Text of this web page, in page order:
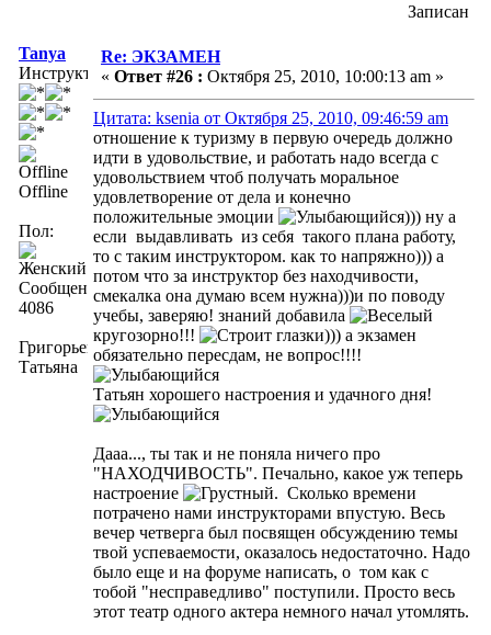
Записан
Tanya
Инструктор
Offline
Пол:
Сообщений:
4086
Григорьева
Татьяна
Re: ЭКЗАМЕН
« Ответ #26 : Октября 25, 2010, 10:00:13 am »
Цитата: ksenia от Октября 25, 2010, 09:46:59 am
отношение к туризму в первую очередь должно
идти в удовольствие, и работать надо всегда с
удовольствием чтоб получать моральное
удовлетворение от дела и конечно
положительные эмоции
))) ну а
если выдавливать из себя такого плана работу,
то с таким инструктором. как то напряжно))) а
потом что за инструктор без находчивости,
смекалка она думаю всем нужна)))и по поводу
учебы, заверяю! знаний добавила
кругозорно!!!
))) а экзамен
обязательно пересдам, не вопрос!!!!
Татьян хорошего настроения и удачного дня!
Дааа..., ты так и не поняла ничего про
"НАХОДЧИВОСТЬ". Печально, какое уж теперь
настроение
. Сколько времени
потрачено нами инструкторами впустую. Весь
вечер четверга был посвящен обсуждению темы
твой успеваемости, оказалось недостаточно. Надо
было еще и на форуме написать, о том как с
тобой "несправедливо" поступили. Просто весь
этот театр одного актера немного начал утомлять.